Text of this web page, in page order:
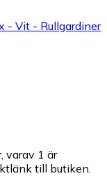
- Vit - Rullgardiner
varav 1 är
till butiken.